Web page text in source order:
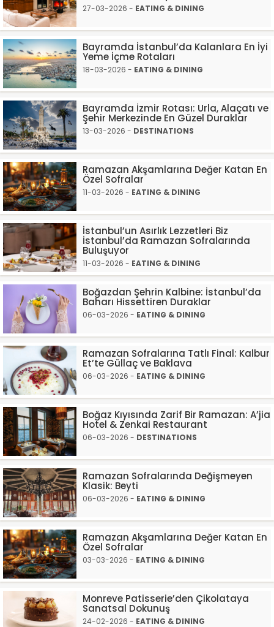
27-03-2026 - EATING & DINING
Bayramda İstanbul’da Kalanlara En İyi
Yeme İçme Rotaları
18-03-2026 - EATING & DINING
Bayramda İzmir Rotası: Urla, Alaçatı ve
Şehir Merkezinde En Güzel Duraklar
13-03-2026 - DESTINATIONS
Ramazan Akşamlarına Değer Katan En
Özel Sofralar
11-03-2026 - EATING & DINING
İstanbul’un Asırlık Lezzetleri Biz
İstanbul’da Ramazan Sofralarında
Buluşuyor
11-03-2026 - EATING & DINING
Boğazdan Şehrin Kalbine: İstanbul’da
Baharı Hissettiren Duraklar
06-03-2026 - EATING & DINING
Ramazan Sofralarına Tatlı Final: Kalbur
Et’te Güllaç ve Baklava
06-03-2026 - EATING & DINING
Boğaz Kıyısında Zarif Bir Ramazan: A’jia
Hotel & Zenkai Restaurant
06-03-2026 - DESTINATIONS
Ramazan Sofralarında Değişmeyen
Klasik: Beyti
06-03-2026 - EATING & DINING
Ramazan Akşamlarına Değer Katan En
Özel Sofralar
03-03-2026 - EATING & DINING
Monreve Patisserie’den Çikolataya
Sanatsal Dokunuş
24-02-2026 - EATING & DINING